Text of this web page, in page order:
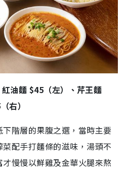
油麵 $45（左）、芹王麵
右）
階層的果腹之選，當時主要
配手打麵條的滋味，湯頭不
慢慢以鮮雞及金華火腿來熬